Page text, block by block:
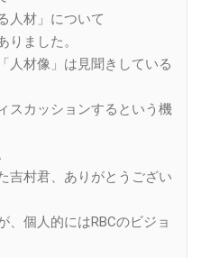
人材」について
りました。
人材像」は見聞きしている
スカッションするという機
吉村君、ありがとうござい
、個人的にはRBCのビジョ